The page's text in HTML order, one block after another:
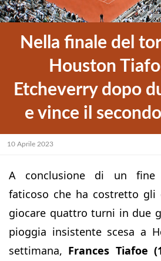
Nella finale del
Houston
Etcheverry dopo
e vince il
10 Aprile 2023
A conclusione di un fine
faticoso che ha costretto gli
giocare quattro turni in due
pioggia insistente scesa a
settimana, Frances Tiafoe